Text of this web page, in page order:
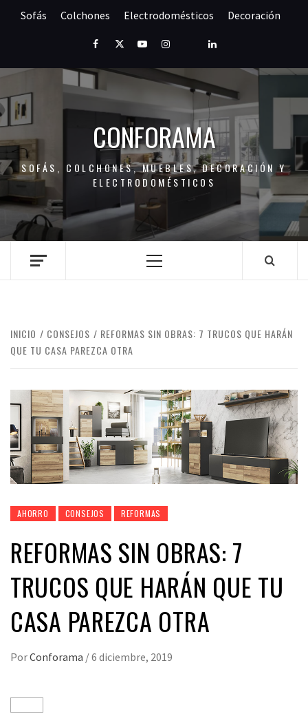
Sofás Colchones Electrodomésticos Decoración
FacebookTwitterYoutubeInstagramPinterestLinkedIn
CONFORAMA
SOFÁS, COLCHONES, MUEBLES, DECORACIÓN Y
ELECTRODOMÉSTICOS
Menú
INICIO CONSEJOS
REFORMAS SIN OBRAS: 7 TRUCOS QUE HARÁN
QUE TU CASA PAREZCA OTRA
AHORRO CONSEJOS REFORMAS
REFORMAS SIN OBRAS: 7
TRUCOS QUE HARÁN QUE TU
CASA PAREZCA OTRA
PorConforama /6 diciembre, 2019